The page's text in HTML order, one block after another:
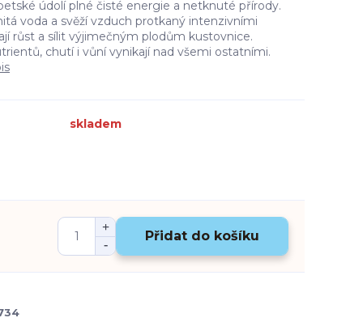
údolí plné čisté energie a netknuté přírody.
voda a svěží vzduch protkaný intenzivními
růst a sílit výjimečným plodům kustovnice.
chutí i vůní vynikají nad všemi ostatními.
skladem
Přidat do košíku